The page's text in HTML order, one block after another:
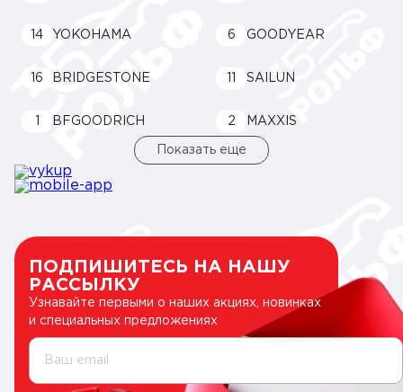
YOKOHAMA
14 GOODYEAR
6
BRIDGESTONE
16 SAILUN
BFGOODRICH MAXXIS
2
Показать еще
ПОДПИШИТЕСЬ НА НАШУ
РАССЫЛКУ
Узнавайте первыми о наших акциях, новинках
и специальных предложениях
Ваш email